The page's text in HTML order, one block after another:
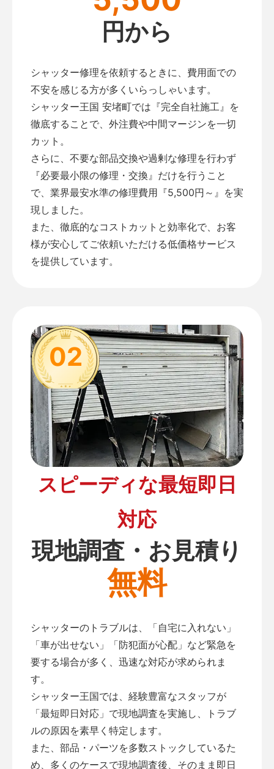
円から
シャッター修理を依頼するときに、費用面での
不安を感じる方が多くいらっしゃいます。
シャッター王国 安堵町では『完全自社施工』を
徹底することで、外注費や中間マージンを一切
カット。
さらに、不要な部品交換や過剰な修理を行わず
『必要最小限の修理・交換』だけを行うこと
で、業界最安水準の修理費用『5,500円～』を実
現しました。
また、徹底的なコストカットと効率化で、お客
様が安心してご依頼いただける低価格サービス
を提供しています。
02
スピーディな最短即日
対応
現地調査・お見積り
無料
シャッターのトラブルは、「自宅に入れない」
「車が出せない」「防犯面が心配」など緊急を
要する場合が多く、迅速な対応が求められま
す。
シャッター王国では、経験豊富なスタッフが
「最短即日対応」で現地調査を実施し、トラブ
ルの原因を素早く特定します。
また、部品・パーツを多数ストックしているた
め、多くのケースで現地調査後、そのまま即日